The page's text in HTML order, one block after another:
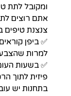
ומקובל לתת
אתם רוצים
צנצנת
✅ ביפן
למרות שהצבע
✅ בשעות
פיזית לתוך
בתחנות יש